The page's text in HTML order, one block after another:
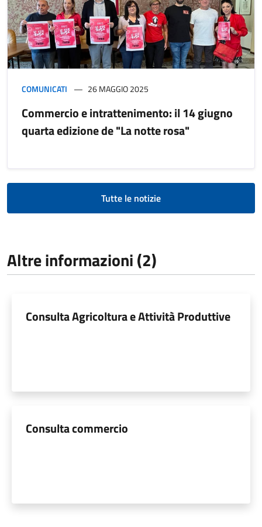
COMUNICATI 26 MAGGIO 2025
Commercio e intrattenimento: il 14 giugno
quarta edizione de "La notte rosa"
Tutte le notizie
Altre informazioni (2)
Consulta Agricoltura e Attività Produttive
Consulta commercio